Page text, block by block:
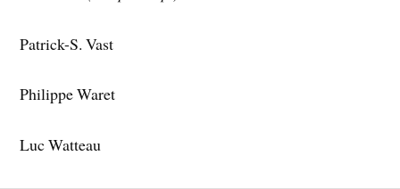
Patrick-S. Vast
Philippe Waret
Luc Watteau